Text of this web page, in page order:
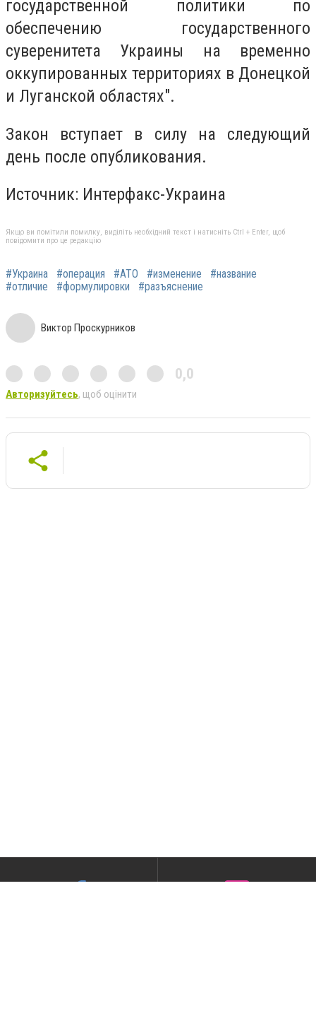
государственной политики по
обеспечению государственного
суверенитета Украины на временно
оккупированных территориях в Донецкой
и Луганской областях".
Закон вступает в силу на следующий
день после опубликования.
Источник: Интерфакс-Украина
Якщо ви помітили помилку, виділіть необхідний текст і натисніть Ctrl + Enter, щоб
повідомити про це редакцію
#Украина #операция #АТО #изменение
#название
#отличие
#формулировки #разъяснение
Виктор Проскурников
0,0
Авторизуйтесь, щоб оцінити